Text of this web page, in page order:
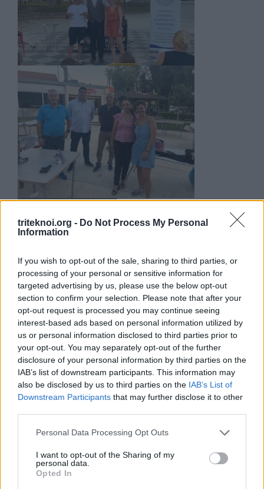
triteknoi.org - Do Not Process My Personal
Information
If you wish to opt-out of the sale, sharing to third parties, or
processing of your personal or sensitive information for
targeted advertising by us, please use the below opt-out
section to confirm your selection. Please note that after your
opt-out request is processed you may continue seeing
interest-based ads based on personal information utilized by
us or personal information disclosed to third parties prior to
your opt-out. You may separately opt-out of the further
disclosure of your personal information by third parties on the
IAB’s list of downstream participants. This information may
also be disclosed by us to third parties on the IAB’s List of
Downstream Participants that may further disclose it to other
Personal Data Processing Opt Outs
I want to opt-out of the Sharing of my
personal data.
Opted In